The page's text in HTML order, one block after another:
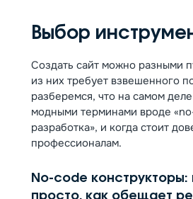
Выбор
Создать сайт можно разными
из них требует взвешенного
разберемся, что на самом
модными терминами вроде
разработка», и когда стоит
профессионалам.
No-code конструкторы:
просто, как обещает